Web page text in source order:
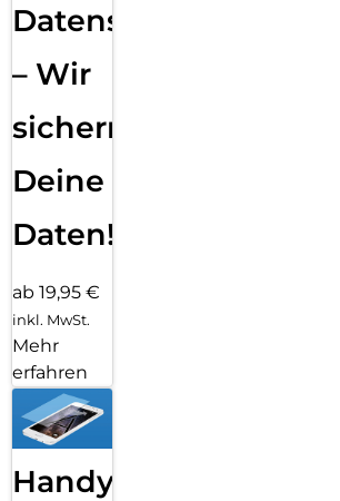
Datensicherung
– Wir
sichern
Deine
Daten!
ab 19,95 €
inkl. MwSt.
Mehr
erfahren
Handy